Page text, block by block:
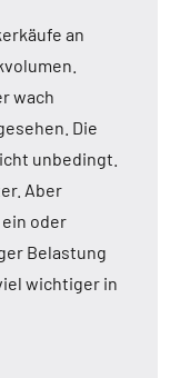
an
wach
Die
unbedingt.
Aber
oder
Belastung
wichtiger in